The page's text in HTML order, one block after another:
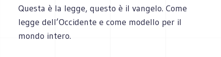
Questa è la legge, questo è il vangelo. Come
legge dell’Occidente e come modello per il
mondo intero.